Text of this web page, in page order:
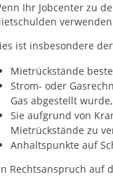
Ihr Jobcenter zu
ist insbesondere
Mietrückstände
Strom- oder
Gas abgestellt wurde,
Sie aufgrund von
Mietrückstände zu
Anhaltspunkte auf
Rechtsanspruch auf